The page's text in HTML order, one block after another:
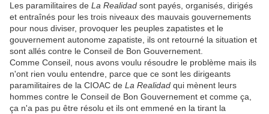
Les paramilitaires de La Realidad sont payés, organisés, dirigés
et entraînés pour les trois niveaux des mauvais gouvernements
pour nous diviser, provoquer les peuples zapatistes et le
gouvernement autonome zapatiste, ils ont retourné la situation et
sont allés contre le Conseil de Bon Gouvernement.
Comme Conseil, nous avons voulu résoudre le problème mais ils
n'ont rien voulu entendre, parce que ce sont les dirigeants
paramilitaires de la CIOAC de La Realidad qui mènent leurs
hommes contre le Conseil de Bon Gouvernement et comme ça,
ça n'a pas pu être résolu et ils ont emmené en la tirant la